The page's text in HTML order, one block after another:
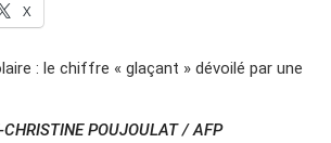
X
POUJOULAT / AFP